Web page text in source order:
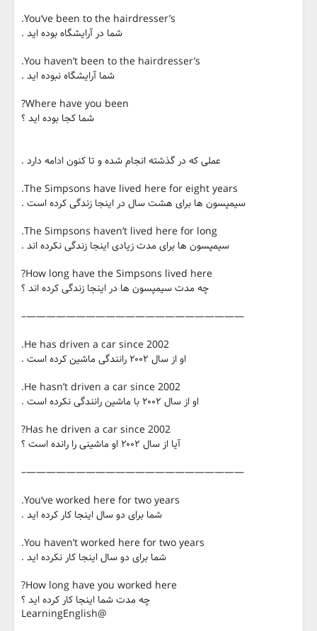
You‘ve been to the hairdresser’s.
شما در آرایشگاه بوده اید .
You haven’t been to the hairdresser’s.
شما آرایشگاه نبوده اید .
Where have you been?
شما کجا بوده اید ؟
عملی که در گذشته انجام شده و تا کنون ادامه دارد .
The Simpsons have lived here for eight years.
سیمپسون ها برای هشت سال در اینجا زندگی کرده است .
The Simpsons haven’t lived here for long.
سیمپسون ها برای مدت زیادی اینجا زندگی نکرده اند .
How long have the Simpsons lived here?
چه مدت سیمپسون ها در اینجا زندگی کرده اند ؟
——————————————————————–
He has driven a car since 2002.
او از سال ۲۰۰۲ رانندگی ماشین کرده است .
He hasn’t driven a car since 2002.
او از سال ۲۰۰۲ با ماشین رانندگی نکرده است .
Has he driven a car since 2002?
آیا از سال ۲۰۰۲ او ماشینی را رانده است ؟
——————————————————————–
You‘ve worked here for two years.
شما برای دو سال اینجا کار کرده اید .
You haven’t worked here for two years.
شما برای دو سال اینجا کار نکرده اید .
How long have you worked here?
چه مدت شما اینجا کار کرده اید ؟
@LearningEnglish